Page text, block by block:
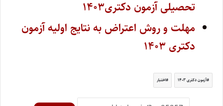
تحصیلی آزمون دکتری۱۴۰۳
مهلت و روش اعتراض به نتایج اولیه آزمون
دکتری ۱۴۰۳
آزمون دکتری ۱۴۰۳ اختبار